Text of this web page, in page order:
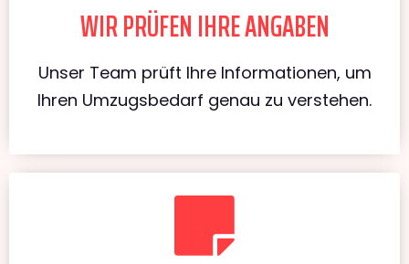
WIR PRÜFEN IHRE ANGABEN
Unser Team prüft Ihre Informationen, um
Ihren Umzugsbedarf genau zu verstehen.